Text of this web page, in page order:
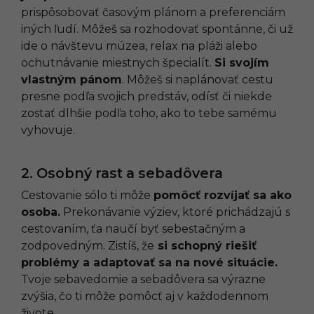
prispôsobovať časovým plánom a preferenciám
iných ľudí. Môžeš sa rozhodovať spontánne, či už
ide o návštevu múzea, relax na pláži alebo
ochutnávanie miestnych špecialít. Si svojím
vlastným pánom. Môžeš si naplánovať cestu
presne podľa svojich predstáv, odísť či niekde
zostať dlhšie podľa toho, ako to tebe samému
vyhovuje.
2. Osobný rast a sebadôvera
Cestovanie sólo ti môže pomôcť rozvíjať sa ako
osoba. Prekonávanie výziev, ktoré prichádzajú s
cestovaním, ťa naučí byť sebestačným a
zodpovedným. Zistíš, že si schopný riešiť
problémy a adaptovať sa na nové situácie.
Tvoje sebavedomie a sebadôvera sa výrazne
zvýšia, čo ti môže pomôcť aj v každodennom